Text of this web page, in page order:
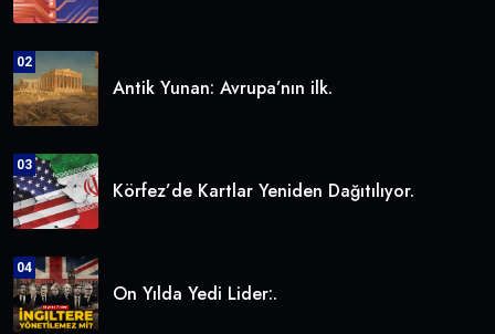
02
Antik Yunan: Avrupa’nın ilk.
03
Körfez’de Kartlar Yeniden Dağıtılıyor.
04
On Yılda Yedi Lider:.